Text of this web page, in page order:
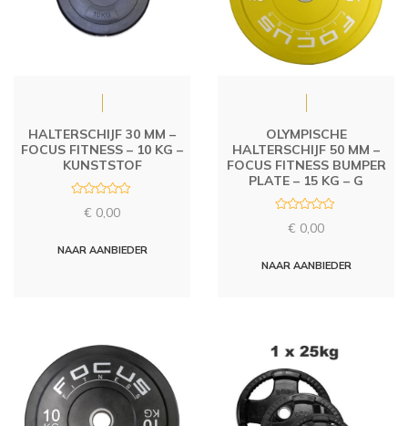
HALTERSCHIJF 30 MM –
FOCUS FITNESS – 10 KG –
KUNSTSTOF
d
€ 0,00
NAAR AANBIEDER
OLYMPISCHE
HALTERSCHIJF 50 MM –
FOCUS FITNESS BUMPER
PLATE – 15 KG – G
d
€ 0,00
NAAR AANBIEDER